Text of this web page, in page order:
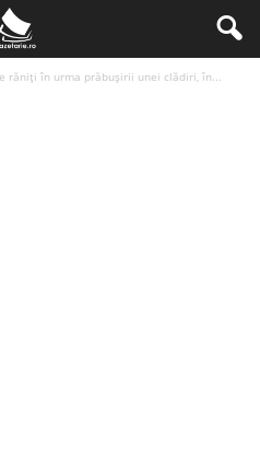
răniţi în urma prăbuşirii unei clădiri, în...